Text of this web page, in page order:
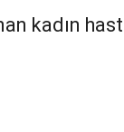
kadın